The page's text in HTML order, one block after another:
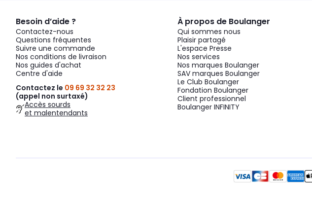
Besoin d’aide ?
Contactez-nous
Questions fréquentes
Suivre une commande
Nos conditions de livraison
Nos guides d'achat
Centre d'aide
Contactez le 09 69 32 32 23
(appel non surtaxé)
Accès sourds
et malentendants
À propos de Boulanger
Qui sommes nous
Plaisir partagé
L'espace Presse
Nos services
Nos marques Boulanger
SAV marques Boulanger
Le Club Boulanger
Fondation Boulanger
Client professionnel
Boulanger INFINITY